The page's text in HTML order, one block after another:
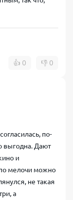
👍 0 👎 0
по-
выгодна. Дают
и
мелочи можно
не такая
а